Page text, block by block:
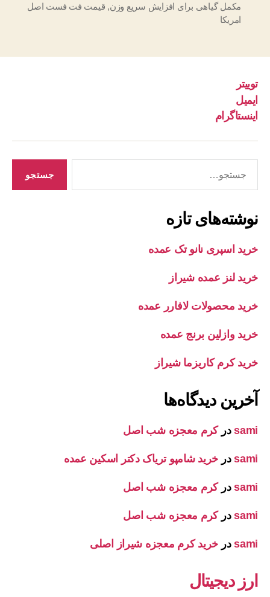
مکمل گیاهی برای افزایش سریع وزن, قیمت فت فست اصل
امریکا
توییتر
ایمیل
اینستاگرام
نوشته‌های تازه
خرید اسپری نانو تک عمده
خرید لنز عمده شیراز
خرید محصولات لافارر عمده
خرید وازلین برنج عمده
خرید کرم کاریزما شیراز
آخرین دیدگاه‌ها
samiدرکرم معجزه شب اصل
samiدر خرید شامپو تریاک دکتر اسکین عمده
samiدرکرم معجزه شب اصل
samiدرکرم معجزه شب اصل
samiدر خرید کرم معجزه شیراز اصلی
ارز دیجیتال